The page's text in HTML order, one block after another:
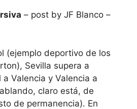
– post by JF Blanco –
(ejemplo deportivo de los
Sevilla supera a
Valencia y Valencia a
claro está, de
de permanencia). En